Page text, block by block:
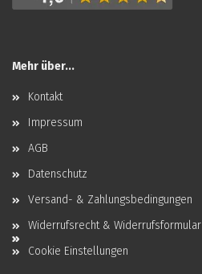
Mehr über...
Kontakt
Impressum
AGB
Datenschutz
Versand- & Zahlungsbedingungen
Widerrufsrecht & Widerrufsformular
Cookie Einstellungen